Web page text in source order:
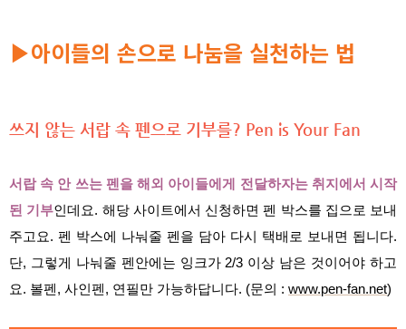
▶아이들의 손으로 나눔을 실천하는 법
쓰지 않는 서랍 속 펜으로 기부를? Pen is Your Fan
서랍 속 안 쓰는 펜을 해외 아이들에게 전달하자는 취지에서 시작
된 기부인데요. 해당 사이트에서 신청하면 펜 박스를 집으로 보내
주고요. 펜 박스에 나눠줄 펜을 담아 다시 택배로 보내면 됩니다.
단, 그렇게 나눠줄 펜안에는 잉크가 2/3 이상 남은 것이어야 하고
요. 볼펜, 사인펜, 연필만 가능하답니다. (문의 : www.pen-fan.net)